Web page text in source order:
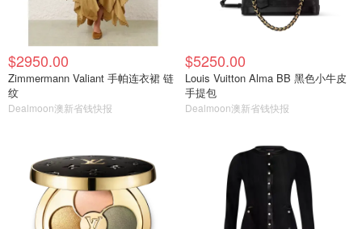
$2950.00
Zimmermann Valiant 手帕连衣裙 链
纹
Dealmoon澳新省钱快报
$5250.00
Louis Vuitton Alma BB 黑色小牛皮
手提包
Dealmoon澳新省钱快报